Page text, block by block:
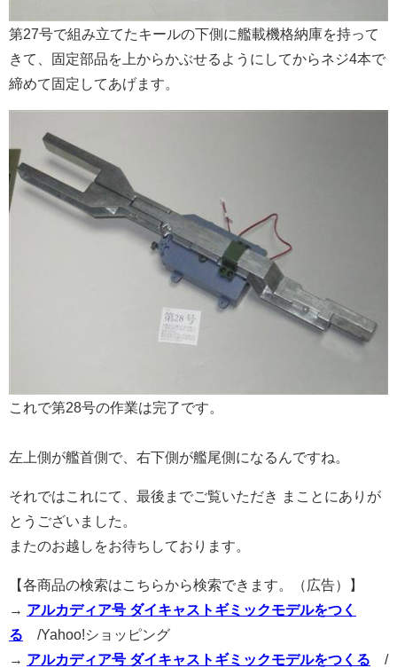
第27号で組み立てたキールの下側に艦載機格納庫を持って
きて、固定部品を上からかぶせるようにしてからネジ4本で
締めて固定してあげます。
これで第28号の作業は完了です。
左上側が艦首側で、右下側が艦尾側になるんですね。
それではこれにて、最後までご覧いただき まことにありが
とうございました。
またのお越しをお待ちしております。
【各商品の検索はこちらから検索できます。（広告）】
→ アルカディア号 ダイキャストギミックモデルをつく
る /Yahoo!ショッピング
→ アルカディア号 ダイキャストギミックモデルをつくる /